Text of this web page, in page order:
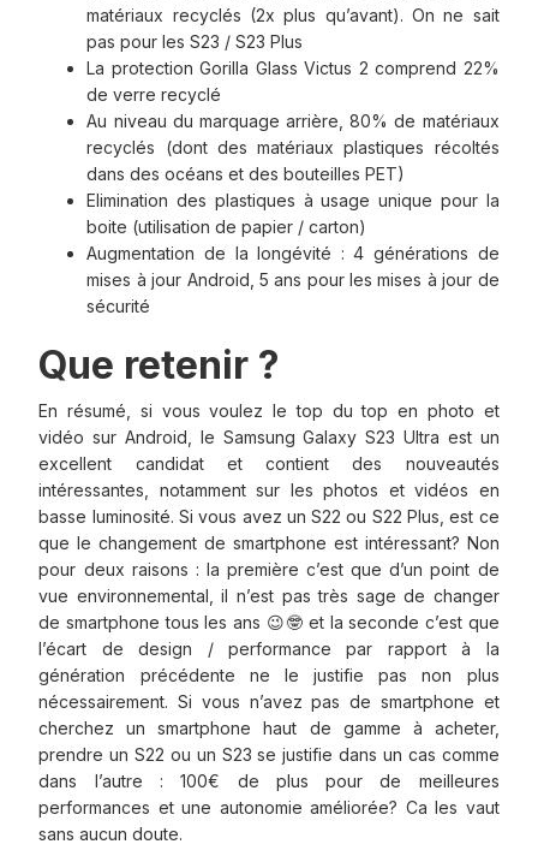
matériaux recyclés (2x plus qu’avant). On ne sait
pas pour les S23 / S23 Plus
La protection Gorilla Glass Victus 2 comprend 22%
de verre recyclé
Au niveau du marquage arrière, 80% de matériaux
recyclés (dont des matériaux plastiques récoltés
dans des océans et des bouteilles PET)
Elimination des plastiques à usage unique pour la
boite (utilisation de papier / carton)
Augmentation de la longévité : 4 générations de
mises à jour Android, 5 ans pour les mises à jour de
sécurité
Que retenir ?
En résumé, si vous voulez le top du top en photo et
vidéo sur Android, le Samsung Galaxy S23 Ultra est un
excellent candidat et contient des nouveautés
intéressantes, notamment sur les photos et vidéos en
basse luminosité. Si vous avez un S22 ou S22 Plus, est ce
que le changement de smartphone est intéressant? Non
pour deux raisons : la première c’est que d’un point de
vue environnemental, il n’est pas très sage de changer
de smartphone tous les ans 😉🤓 et la seconde c’est que
l’écart de design / performance par rapport à la
génération précédente ne le justifie pas non plus
nécessairement. Si vous n’avez pas de smartphone et
cherchez un smartphone haut de gamme à acheter,
prendre un S22 ou un S23 se justifie dans un cas comme
dans l’autre : 100€ de plus pour de meilleures
performances et une autonomie améliorée? Ca les vaut
sans aucun doute.